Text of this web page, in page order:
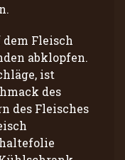
Fleisch
abklopfen.
ist
des
des Fleisches